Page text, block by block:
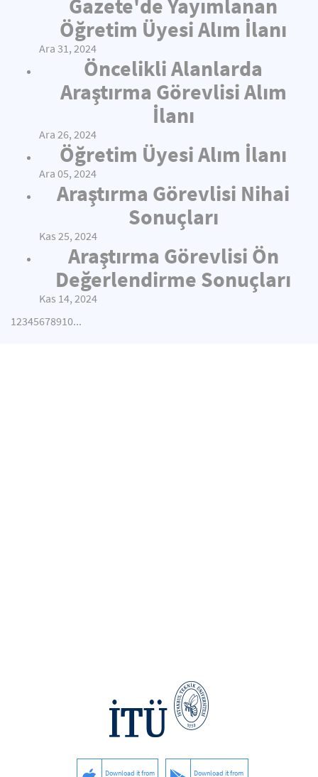
Gazete'de Yayımlanan
Öğretim Üyesi Alım İlanı
Ara 31, 2024
Öncelikli Alanlarda
Araştırma Görevlisi Alım
İlanı
Ara 26, 2024
Öğretim Üyesi Alım İlanı
Ara 05, 2024
Araştırma Görevlisi Nihai
Sonuçları
Kas 25, 2024
Araştırma Görevlisi Ön
Değerlendirme Sonuçları
Kas 14, 2024
12345678910...
Download it from Download it from